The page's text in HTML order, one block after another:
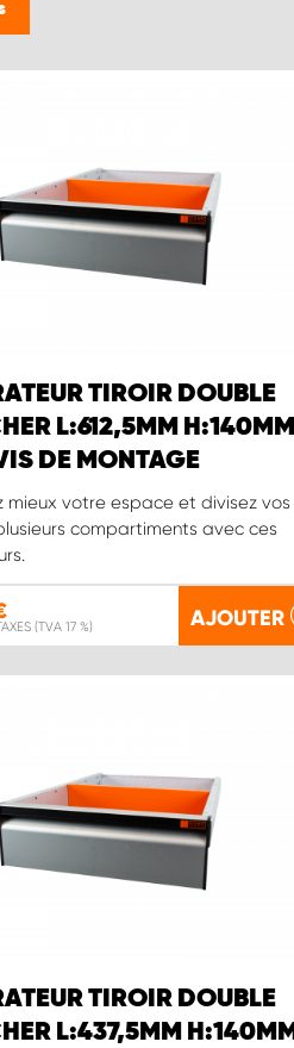
TIROIR DOUBLE
L:612,5MM H:140MM
DE MONTAGE
mieux votre espace et divisez vos
compartiments avec ces
(TVA 17 %) AJOUTER
TIROIR DOUBLE
L:437,5MM H:140MM